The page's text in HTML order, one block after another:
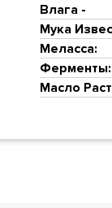
Влага -
Мука
Меласса:
Ферменты:
Масло